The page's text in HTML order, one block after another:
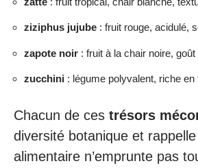
ziziphus jujube : fruit rouge, acidulé,
zapote noir : fruit à la chair noire,
zucchini : légume polyvalent, riche en
Chacun de ces trésors
diversité botanique et
alimentaire n’emprunte pas